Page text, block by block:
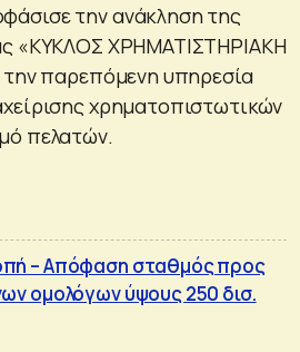
την ανάκληση της
«ΚΥΚΛΟΣ ΧΡΗΜΑΤΙΣΤΗΡΙΑΚΗ
παρεπόμενη υπηρεσία
χρηματοπιστωτικών
πελατών.
– Απόφαση σταθμός προς
ομολόγων ύψους 250 δισ.